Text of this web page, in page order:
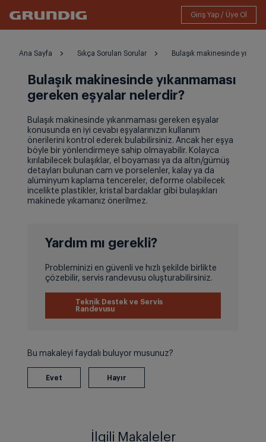
Ana Sayfa Sıkça Sorulan Sorular Bulaşık makinesinde
Bulaşık makinesinde yıkanmaması
gereken eşyalar nelerdir?
Bulaşık makinesinde yıkanmaması gereken eşyalar
konusunda en iyi cevabı eşyalarınızın kullanım
önerilerini kontrol ederek bulabilirsiniz. Ancak her eşya
böyle bir yönlendirmeye sahip olmayabilir. Kolayca
kırılabilecek bulaşıklar, el boyaması ya da altın/gümüş
detayları bulunan cam ve porselenler, kalay ya da
alüminyum kaplama tencereler, deforme olabilecek
incelikte plastikler, kristal bardaklar gibi bulaşıkları
makinede yıkamanız önerilmez.
Yardım mı gerekli?
Probleminizi en güvenli ve hızlı şekilde birlikte
çözebilir, servis randevusu oluşturabilirsiniz.
Teknik Destek ve Servis
Randevusu
Bu makaleyi faydalı buluyor musunuz?
İlgili Makaleler